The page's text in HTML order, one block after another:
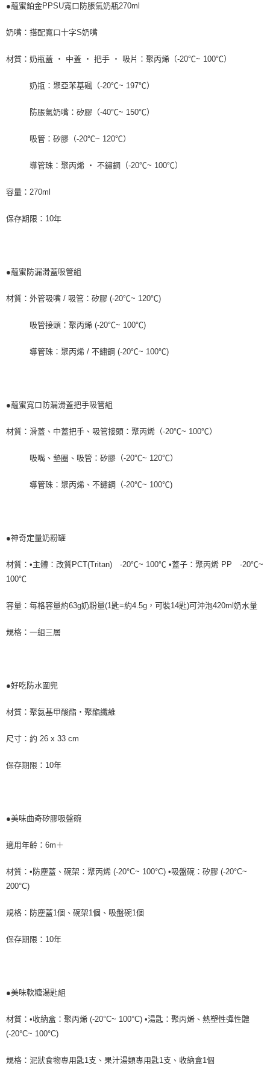
●蘊蜜鉑金PPSU寬口防脹氣奶瓶270ml
奶嘴：搭配寬口十字S奶嘴
材質：奶瓶蓋 ‧ 中蓋 ‧ 把手 ‧ 吸片：聚丙烯（-20℃~ 100℃）
奶瓶：聚亞苯基碸（-20℃~ 197℃）
防脹氣奶嘴：矽膠（-40℃~ 150℃）
吸管：矽膠（-20℃~ 120℃）
導管珠：聚丙烯 ‧ 不鏽鋼（-20℃~ 100℃）
容量：270ml
保存期限：10年
●蘊蜜防漏滑蓋吸管組
材質：外管吸嘴 / 吸管：矽膠 (-20℃~ 120℃)
吸管接頭：聚丙烯 (-20℃~ 100℃)
導管珠：聚丙烯 / 不鏽鋼 (-20℃~ 100℃)
●蘊蜜寬口防漏滑蓋把手吸管組
材質：滑蓋、中蓋把手、吸管接頭：聚丙烯（-20℃~ 100℃）
吸嘴、墊圈、吸管：矽膠（-20℃~ 120℃）
導管珠：聚丙烯、不鏽鋼（-20℃~ 100℃)
●神奇定量奶粉罐
材質：•主體：改質PCT(Tritan) -20℃~ 100℃ •蓋子：聚丙烯 PP -20℃~
100℃
容量：每格容量約63g奶粉量(1匙=約4.5g，可裝14匙)可沖泡420ml奶水量
規格：一組三層
●好吃防水圍兜
材質：聚氨基甲酸酯‧聚酯纖維
尺寸：約 26 x 33 cm
保存期限：10年
●美味曲奇矽膠吸盤碗
適用年齡：6m＋
材質：•防塵蓋、碗架：聚丙烯 (-20°C~ 100°C) •吸盤碗：矽膠 (-20°C~
200°C)
規格：防塵蓋1個、碗架1個、吸盤碗1個
保存期限：10年
●美味軟糖湯匙組
材質：•收納盒：聚丙烯 (-20°C~ 100°C) •湯匙：聚丙烯、熱塑性彈性體
(-20°C~ 100°C)
規格：泥狀食物專用匙1支、果汁湯類專用匙1支、收納盒1個